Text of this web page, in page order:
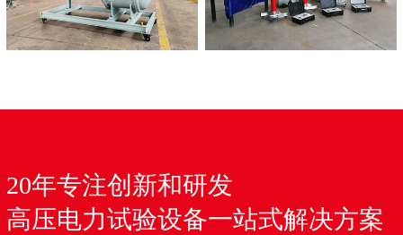
20年专注创新和研发
高压电力试验设备一站式解决方案